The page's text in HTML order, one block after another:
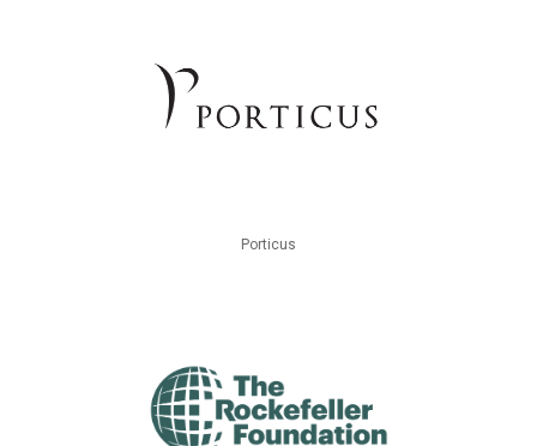
Porticus